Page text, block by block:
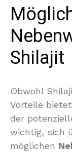
Shilajit
Obwohl
Vorteile
der
wichtig, sich
möglichen